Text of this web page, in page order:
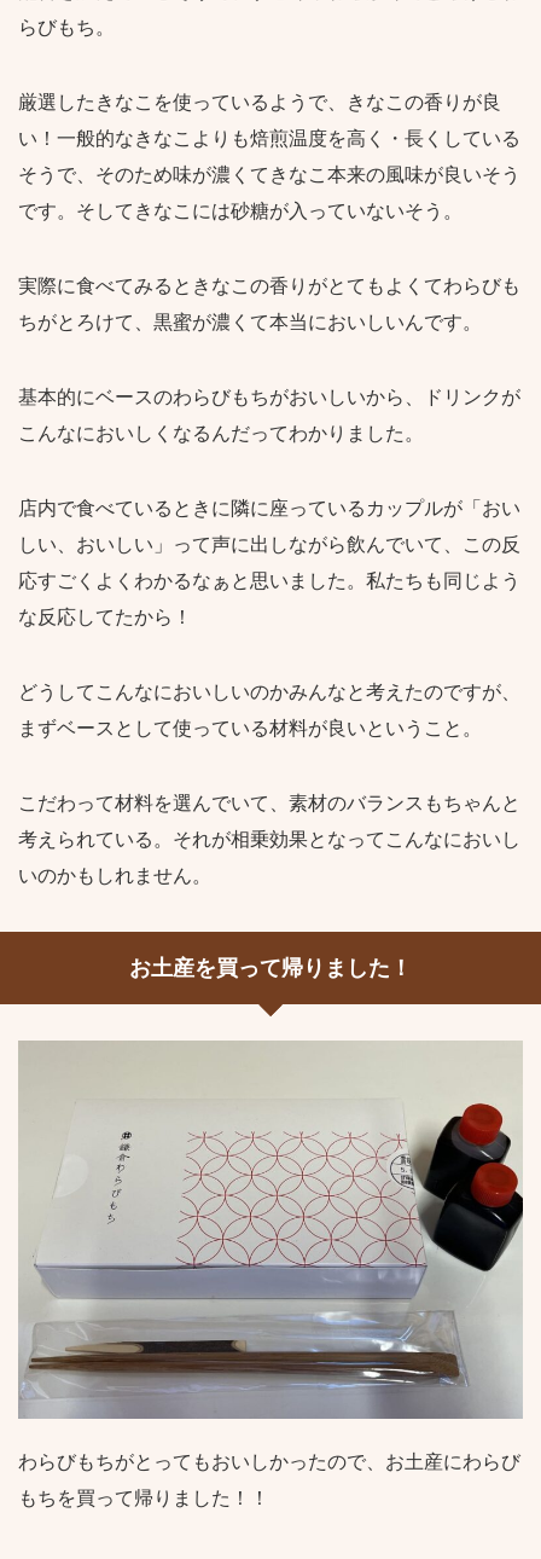
らびもち。
厳選したきなこを使っているようで、きなこの香りが良
い！一般的なきなこよりも焙煎温度を高く・長くしている
そうで、そのため味が濃くてきなこ本来の風味が良いそう
です。そしてきなこには砂糖が入っていないそう。
実際に食べてみるときなこの香りがとてもよくてわらびも
ちがとろけて、黒蜜が濃くて本当においしいんです。
基本的にベースのわらびもちがおいしいから、ドリンクが
こんなにおいしくなるんだってわかりました。
店内で食べているときに隣に座っているカップルが「おい
しい、おいしい」って声に出しながら飲んでいて、この反
応すごくよくわかるなぁと思いました。私たちも同じよう
な反応してたから！
どうしてこんなにおいしいのかみんなと考えたのですが、
まずベースとして使っている材料が良いということ。
こだわって材料を選んでいて、素材のバランスもちゃんと
考えられている。それが相乗効果となってこんなにおいし
いのかもしれません。
お土産を買って帰りました！
わらびもちがとってもおいしかったので、お土産にわらび
もちを買って帰りました！！